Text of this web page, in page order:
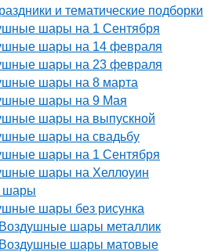
и тематические подборки
шары на 1 Сентября
шары на 14 февраля
шары на 23 февраля
шары на 8 марта
шары на 9 Мая
шары на выпускной
шары на свадьбу
шары на 1 Сентября
шары на Хеллоуин
шары
шары без рисунка
Воздушные шары металлик
Воздушные шары матовые